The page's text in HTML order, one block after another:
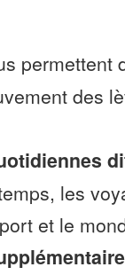
permettent
des
les
et le